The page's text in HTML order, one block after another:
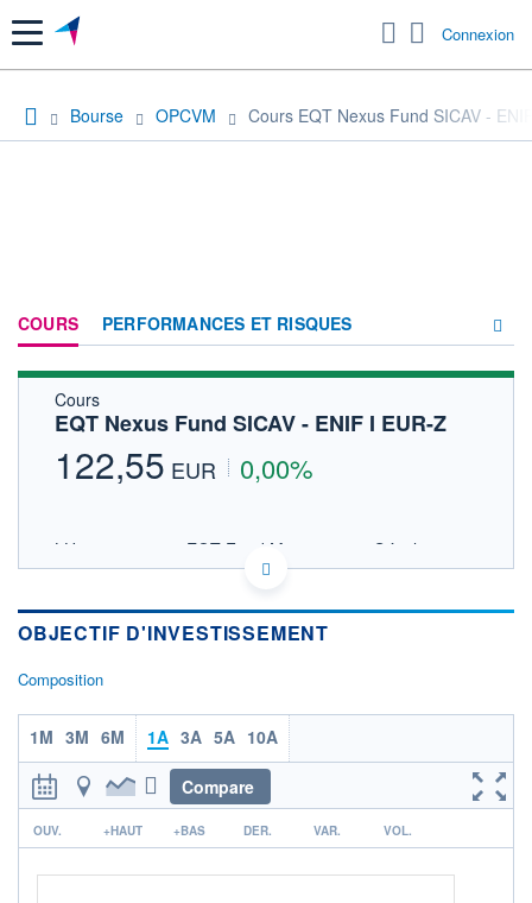
Menu Connexion
Bourse OPCVM Cours EQT Nexus Fund SICAV -
COURS PERFORMANCES ET RISQUES
Cours
EQT Nexus Fund SICAV - ENIF I EUR-Z
122,55 EUR 0,00%
LU2984100870 - EQT Fund Management S.à r.l.
OPCVM DERNIER COURS CONNU AU 30/06/2026
31/05
118
CATÉGORIE MORNINGSTAR
Infrastructure Direct
OBJECTIF D'INVESTISSEMENT
Composition
1M 3M 6M 1A 3A 5A 10A
Compare
r
OUV. +HAUT +BAS DER. VAR. VOL.